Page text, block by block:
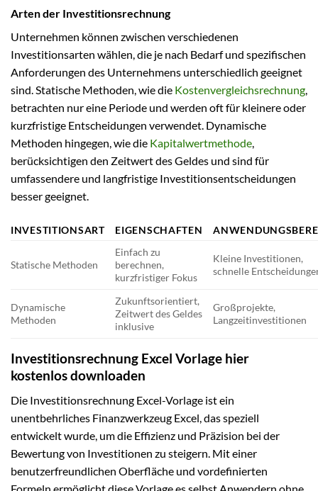
Arten der Investitionsrechnung
Unternehmen können zwischen verschiedenen
Investitionsarten wählen, die je nach Bedarf und spezifischen
Anforderungen des Unternehmens unterschiedlich geeignet
sind. Statische Methoden, wie die Kostenvergleichsrechnung,
betrachten nur eine Periode und werden oft für kleinere oder
kurzfristige Entscheidungen verwendet. Dynamische
Methoden hingegen, wie die Kapitalwertmethode,
berücksichtigen den Zeitwert des Geldes und sind für
umfassendere und langfristige Investitionsentscheidungen
besser geeignet.
INVESTITIONSART EIGENSCHAFTEN
Statische Methoden
Einfach zu
berechnen,
kurzfristiger Fokus
Kleine Investitionen,
schnelle
Dynamische
Methoden
Zukunftsorientiert,
Zeitwert des Geldes
inklusive
Großprojekte,
Langzeitinvestitionen
Investitionsrechnung Excel Vorlage hier
kostenlos downloaden
Die Investitionsrechnung Excel-Vorlage ist ein
unentbehrliches Finanzwerkzeug Excel, das speziell
entwickelt wurde, um die Effizienz und Präzision bei der
Bewertung von Investitionen zu steigern. Mit einer
benutzerfreundlichen Oberfläche und vordefinierten